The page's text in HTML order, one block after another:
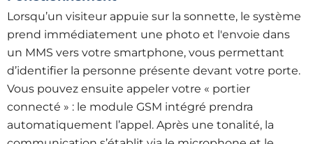
Lorsqu’un visiteur appuie sur la sonnette, le système
prend immédiatement une photo et l'envoie dans
un MMS vers votre smartphone, vous permettant
d’identifier la personne présente devant votre porte.
Vous pouvez ensuite appeler votre ​«​​​​ portier
connecté » : le module GSM intégré prendra
automatiquement l’appel. Après une tonalité, la